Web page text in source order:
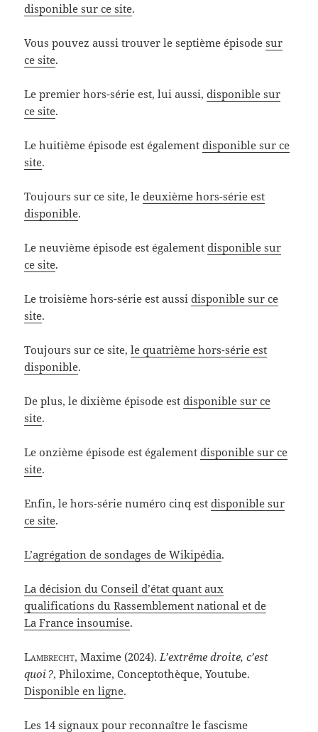
disponible sur ce site.
Vous pouvez aussi trouver le septième épisodesur
ce site.
Le premier hors-série est, lui aussi,disponible sur
ce site.
Le huitième épisode est égalementdisponible sur ce
site.
Toujours sur ce site, ledeuxième hors-série est
disponible.
Le neuvième épisode est égalementdisponible sur
ce site.
Le troisième hors-série est aussidisponible sur ce
site.
Toujours sur ce site,le quatrième hors-série est
disponible.
De plus, le dixième épisode estdisponible sur ce
site.
Le onzième épisode est égalementdisponible sur ce
site.
Enfin, le hors-série numéro cinq estdisponible sur
ce site.
L’agrégation de sondages de Wikipédia.
La décision du Conseil d’état quant aux
qualifications du Rassemblement national et de
La France insoumise.
Lambrecht, Maxime (2024). L’extrême droite, c’est
quoi ?, Philoxime, Conceptothèque, Youtube.
Disponible en ligne.
Les 14 signaux pour reconnaître le fascisme